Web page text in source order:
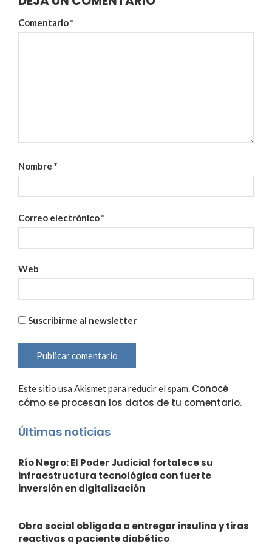
Comentario*
Nombre *
Correo electrónico*
Web
Suscribirme al newsletter
Este sitio usa Akismet para reducir el spam. Conocé
cómo se procesan los datos de tu comentario.
Últimas noticias
Río Negro: El Poder Judicial fortalece su
infraestructura tecnológica con fuerte
inversión en digitalización
Obra social obligada a entregar insulina y tiras
reactivas a paciente diabético